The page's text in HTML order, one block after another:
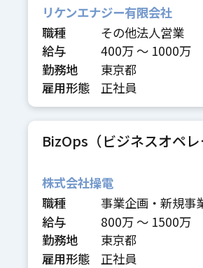
リケンエナジー有限会社
職種
その他法人営業
給与
400万 〜 1000万
勤務地
東京都
雇用形態
正社員
BizOps（ビジネスオペレ
株式会社操電
職種
事業企画・新規事
給与
800万 〜 1500万
勤務地
東京都
雇用形態
正社員